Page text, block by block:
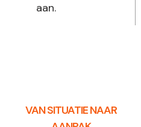
aan.
VAN SITUATIE NAAR